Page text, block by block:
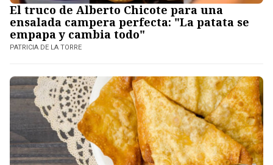
El truco de Alberto Chicote para una
ensalada campera perfecta: "La patata se
empapa y cambia todo"
PATRICIA DE LA TORRE